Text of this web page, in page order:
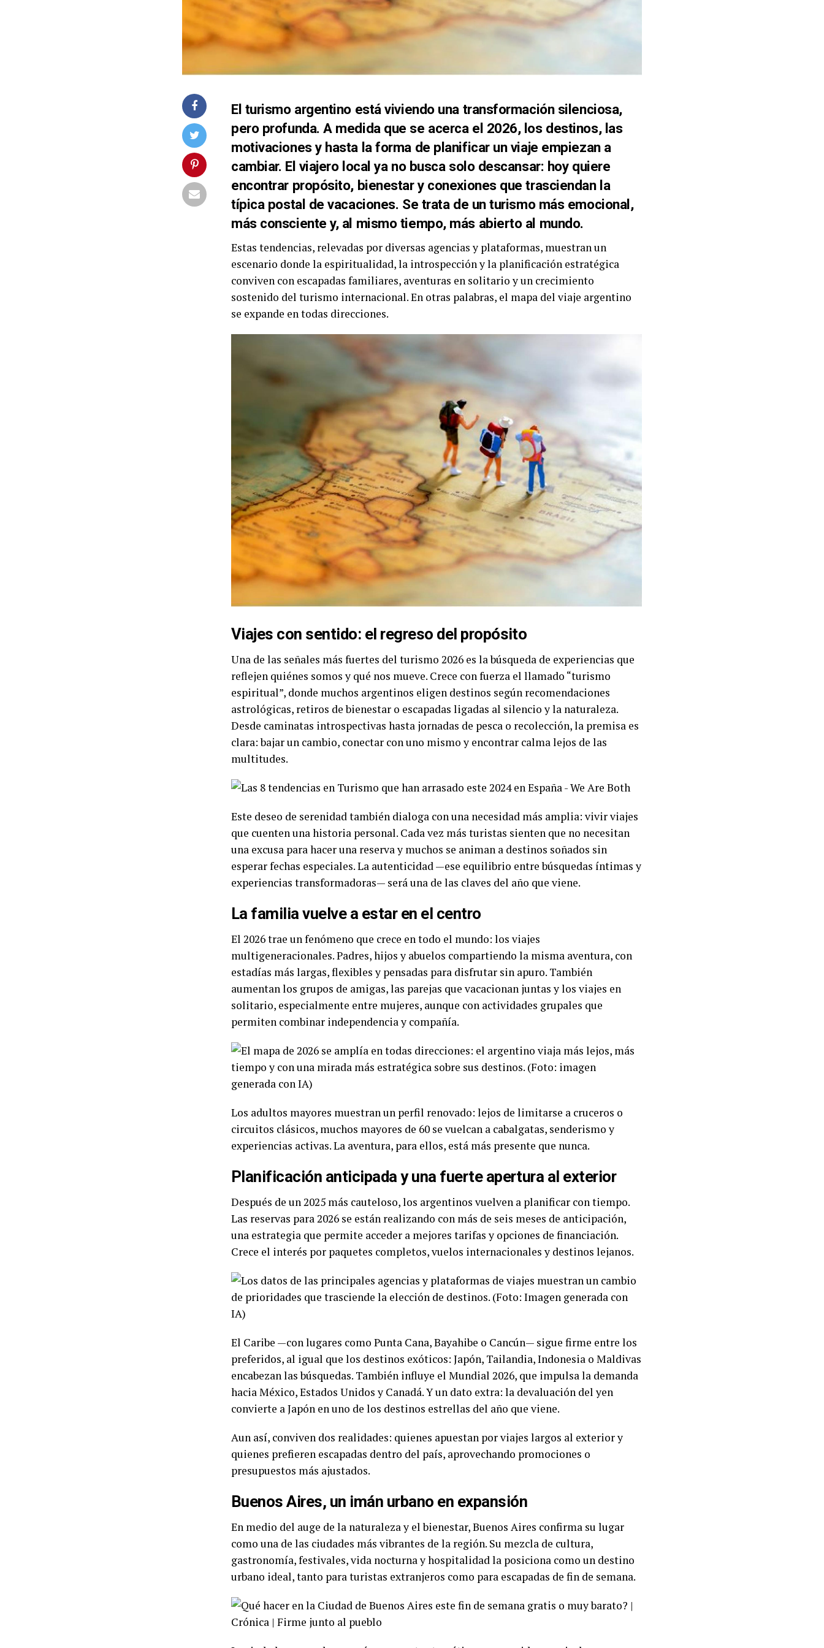
El turismo argentino está viviendo una transformación silenciosa,
pero profunda. A medida que se acerca el 2026, los destinos, las
motivaciones y hasta la forma de planificar un viaje empiezan a
cambiar. El viajero local ya no busca solo descansar: hoy quiere
encontrar propósito, bienestar y conexiones que trasciendan la
típica postal de vacaciones. Se trata de un turismo más emocional,
más consciente y, al mismo tiempo, más abierto al mundo.
Estas tendencias, relevadas por diversas agencias y plataformas, muestran un
escenario donde la espiritualidad, la introspección y la planificación estratégica
conviven con escapadas familiares, aventuras en solitario y un crecimiento
sostenido del turismo internacional. En otras palabras, el mapa del viaje argentino
se expande en todas direcciones.
Viajes con sentido: el regreso del propósito
Una de las señales más fuertes del turismo 2026 es la búsqueda de experiencias que
reflejen quiénes somos y qué nos mueve. Crece con fuerza el llamado “turismo
espiritual”, donde muchos argentinos eligen destinos según recomendaciones
astrológicas, retiros de bienestar o escapadas ligadas al silencio y la naturaleza.
Desde caminatas introspectivas hasta jornadas de pesca o recolección, la premisa es
clara: bajar un cambio, conectar con uno mismo y encontrar calma lejos de las
multitudes.
Este deseo de serenidad también dialoga con una necesidad más amplia: vivir viajes
que cuenten una historia personal. Cada vez más turistas sienten que no necesitan
una excusa para hacer una reserva y muchos se animan a destinos soñados sin
esperar fechas especiales. La autenticidad —ese equilibrio entre búsquedas íntimas y
experiencias transformadoras— será una de las claves del año que viene.
La familia vuelve a estar en el centro
El 2026 trae un fenómeno que crece en todo el mundo: los viajes
multigeneracionales. Padres, hijos y abuelos compartiendo la misma aventura, con
estadías más largas, flexibles y pensadas para disfrutar sin apuro. También
aumentan los grupos de amigas, las parejas que vacacionan juntas y los viajes en
solitario, especialmente entre mujeres, aunque con actividades grupales que
permiten combinar independencia y compañía.
Los adultos mayores muestran un perfil renovado: lejos de limitarse a cruceros o
circuitos clásicos, muchos mayores de 60 se vuelcan a cabalgatas, senderismo y
experiencias activas. La aventura, para ellos, está más presente que nunca.
Planificación anticipada y una fuerte apertura al exterior
Después de un 2025 más cauteloso, los argentinos vuelven a planificar con tiempo.
Las reservas para 2026 se están realizando con más de seis meses de anticipación,
una estrategia que permite acceder a mejores tarifas y opciones de financiación.
Crece el interés por paquetes completos, vuelos internacionales y destinos lejanos.
El Caribe —con lugares como Punta Cana, Bayahibe o Cancún— sigue firme entre los
preferidos, al igual que los destinos exóticos: Japón, Tailandia, Indonesia o Maldivas
encabezan las búsquedas. También influye el Mundial 2026, que impulsa la demanda
hacia México, Estados Unidos y Canadá. Y un dato extra: la devaluación del yen
convierte a Japón en uno de los destinos estrellas del año que viene.
Aun así, conviven dos realidades: quienes apuestan por viajes largos al exterior y
quienes prefieren escapadas dentro del país, aprovechando promociones o
presupuestos más ajustados.
Buenos Aires, un imán urbano en expansión
En medio del auge de la naturaleza y el bienestar, Buenos Aires confirma su lugar
como una de las ciudades más vibrantes de la región. Su mezcla de cultura,
gastronomía, festivales, vida nocturna y hospitalidad la posiciona como un destino
urbano ideal, tanto para turistas extranjeros como para escapadas de fin de semana.